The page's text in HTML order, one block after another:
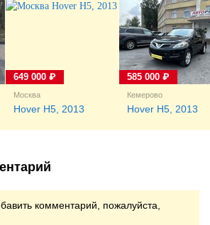
Москва
Hover H5, 2013
649 000 ₽
Кемерово
Hover H5, 2013
585 000 ₽
комментарий, пожалуйста,